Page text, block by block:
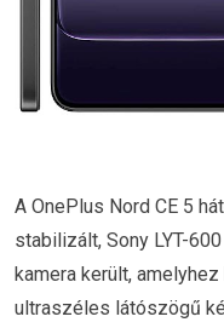
A OnePlus Nord CE 5
stabilizált, Sony LYT-
kamera került,
ultraszéles látószögű